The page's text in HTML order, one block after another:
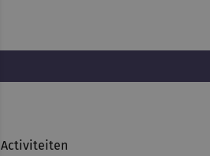
Activiteiten